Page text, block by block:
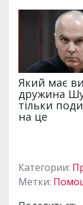
Категории:
Метки: